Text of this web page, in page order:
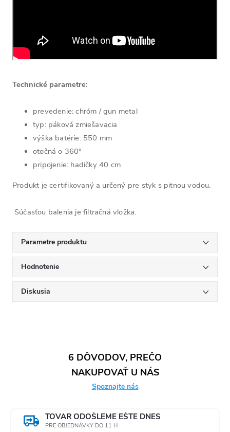
Technické parametre:
prevedenie: chróm / gun metal
typ: páková zmiešavacia
výška batérie: 550 mm
otočná o 360°
pripojenie: hadičky 40 cm
Produkt je certifikovaný a určený pre styk s pitnou vodou.
Súčasťou balenia je filtračná vložka.
Parametre produktu
Hodnotenie
Diskusia
6 DÔVODOV, PREČO
NAKUPOVAŤ U NÁS
Spoznajte nás
TOVAR ODOŠLEME EŠTE DNES
PRE OBJEDNÁVKY DO 11 H